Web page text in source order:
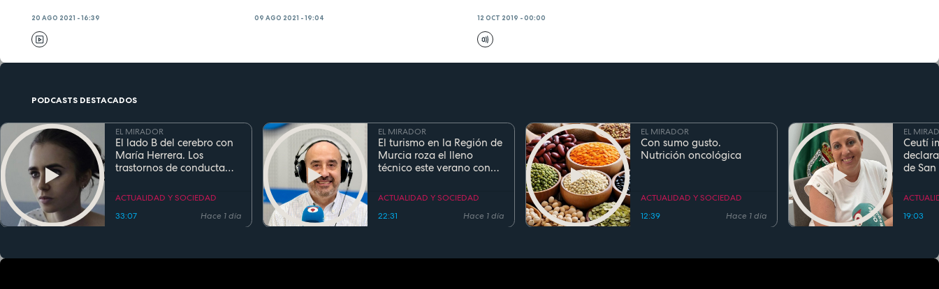
20 AGO 2021 - 16:39 09 AGO 2021 - 19:04 12 OCT 2019 - 00:00
PODCASTS DESTACADOS
EL MIRADOR
El lado B del cerebro con
María Herrera. Los
trastornos de conducta
ACTUALIDAD Y SOCIEDAD
33:07
Hace 1 día
EL MIRADOR
El turismo en la Región de
Murcia roza el lleno
técnico este verano con
90%
ACTUALIDAD Y SOCIEDAD
22:31
Hace 1 día
EL MIRADOR
Con sumo gusto.
Nutrición oncológica
ACTUALIDAD Y SOCIEDAD
12:39
Hace 1 día
EL
Ceutí
de
19:03